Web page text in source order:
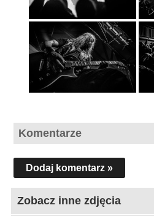
Komentarze
Dodaj komentarz »
Zobacz inne zdjęcia